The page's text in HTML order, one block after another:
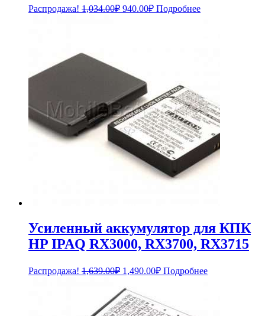
Распродажа! 1,034.00₽ Первоначальная
940.00₽Текущая
цена:
Подробнее
Усиленный аккумулятор для КПК
HP IPAQ RX3000, RX3700, RX3715
Распродажа! 1,639.00₽ Первоначальная
составляла
1,639.00₽.
1,490.00₽Текущая
цена:
Подробнее